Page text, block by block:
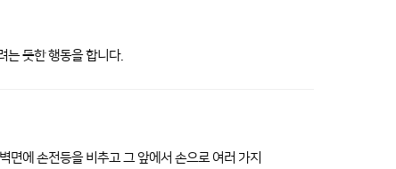
는 듯한 행동을 합니다.
면에 손전등을 비추고 그 앞에서 손으로 여러 가지